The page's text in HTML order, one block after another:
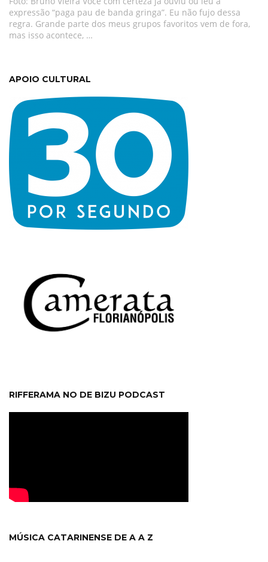
expressão “paga pau de banda gringa”. Eu não fujo dessa
regra. Grande parte dos meus grupos favoritos vem de fora,
mas isso acontece, …
APOIO CULTURAL
RIFFERAMA NO DE BIZU PODCAST
MÚSICA CATARINENSE DE A A Z